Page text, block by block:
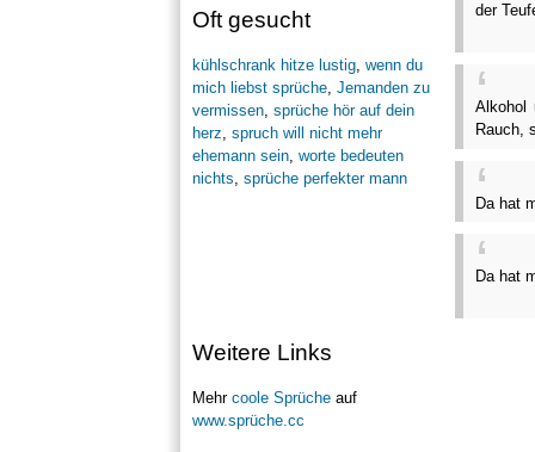
Oft gesucht
kühlschrank hitze lustig, wenn du
mich liebst sprüche, Jemanden zu
vermissen, sprüche hör auf dein
herz, spruch will nicht mehr
ehemann sein, worte bedeuten
nichts, sprüche perfekter mann
Weitere Links
Mehr coole Sprücheauf
www.sprüche.cc
der
Alkohol
Rauch,
Da hat
Da hat